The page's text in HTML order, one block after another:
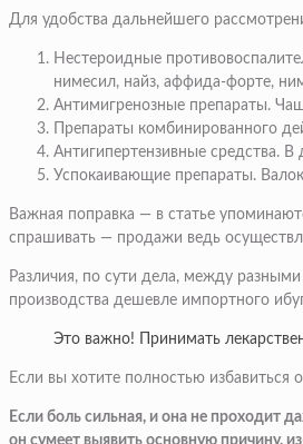
Для удобства дальнейшего
Нестероидные
нимесил, найз, аффида-форте,
Антимигренозные препараты.
Препараты комбинированного
Антигипертензивные средства.
Успокаивающие препараты.
Важная поправка — в статье
спрашивать — продажи ведь
Различия, по сути дела, между
производства дешевле импортного
Это важно! Принимать
Если вы хотите полностью
Если боль сильная, и она не проходит